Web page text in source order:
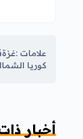
علامات :غزة
كوريا
أخبار